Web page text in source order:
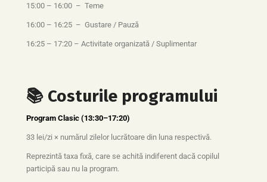
15:00 – 16:00 – Teme
16:00 – 16:25 – Gustare / Pauză
16:25 – 17:20 – Activitate organizată / Suplimentar
📚 Costurile programului
Program Clasic (13:30–17:20)
33 lei/zi × numărul zilelor lucrătoare din luna respectivă.
Reprezintă taxa fixă, care se achită indiferent dacă copilul
participă sau nu la program.